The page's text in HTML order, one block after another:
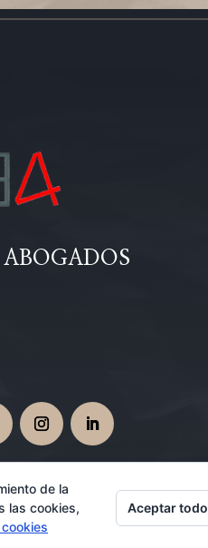
08/06/2026
de la
las cookies,
Aceptar todo